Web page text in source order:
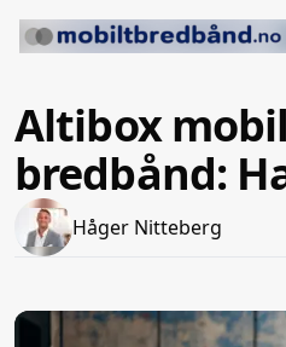
Altibox
bredbånd:
Håger Nitteberg